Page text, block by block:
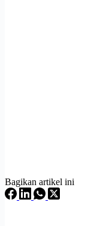
Bagikan artikel ini